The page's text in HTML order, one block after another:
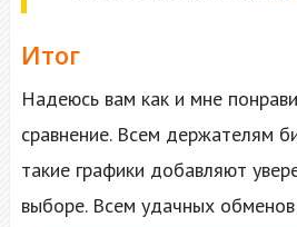
Итог
Надеюсь вам как и мне
сравнение. Всем держателям
такие графики добавляют
выборе. Всем удачных